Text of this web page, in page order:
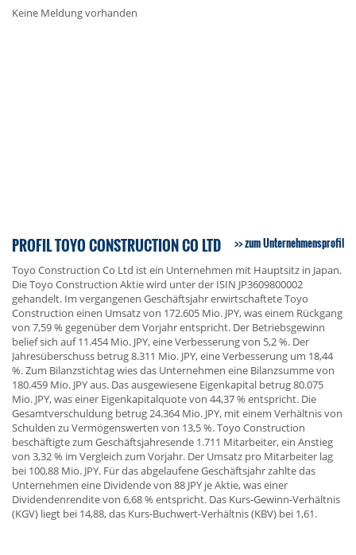
Keine Meldung vorhanden
PROFIL TOYO CONSTRUCTION CO LTD zum Unternehmensprofil
Toyo Construction Co Ltd ist ein Unternehmen mit Hauptsitz in Japan.
Die Toyo Construction Aktie wird unter der ISIN JP3609800002
gehandelt. Im vergangenen Geschäftsjahr erwirtschaftete Toyo
Construction einen Umsatz von 172.605 Mio. JPY, was einem Rückgang
von 7,59 % gegenüber dem Vorjahr entspricht. Der Betriebsgewinn
belief sich auf 11.454 Mio. JPY, eine Verbesserung von 5,2 %. Der
Jahresüberschuss betrug 8.311 Mio. JPY, eine Verbesserung um 18,44
%. Zum Bilanzstichtag wies das Unternehmen eine Bilanzsumme von
180.459 Mio. JPY aus. Das ausgewiesene Eigenkapital betrug 80.075
Mio. JPY, was einer Eigenkapitalquote von 44,37 % entspricht. Die
Gesamtverschuldung betrug 24.364 Mio. JPY, mit einem Verhältnis von
Schulden zu Vermögenswerten von 13,5 %. Toyo Construction
beschäftigte zum Geschäftsjahresende 1.711 Mitarbeiter, ein Anstieg
von 3,32 % im Vergleich zum Vorjahr. Der Umsatz pro Mitarbeiter lag
bei 100,88 Mio. JPY. Für das abgelaufene Geschäftsjahr zahlte das
Unternehmen eine Dividende von 88 JPY je Aktie, was einer
Dividendenrendite von 6,68 % entspricht. Das Kurs-Gewinn-Verhältnis
(KGV) liegt bei 14,88, das Kurs-Buchwert-Verhältnis (KBV) bei 1,61.